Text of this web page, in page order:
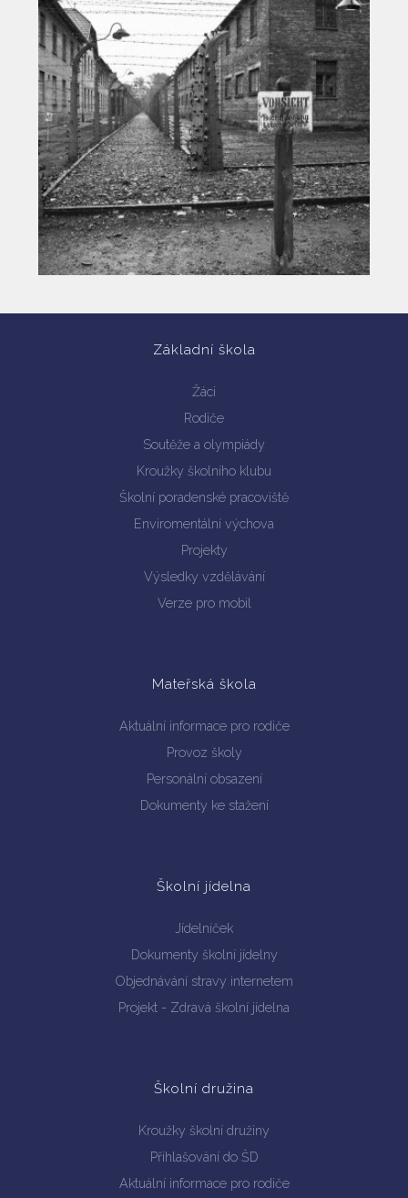
Vyhledávání na webu
Základní škola
Žáci
Rodiče
Soutěže a olympiády
Kroužky školního klubu
Školní poradenské pracoviště
Enviromentální výchova
Projekty
Výsledky vzdělávání
Verze pro mobil
Mateřská škola
Aktuální informace pro rodiče
Provoz školy
Personální obsazení
Dokumenty ke stažení
Školní jídelna
Jídelníček
Dokumenty školní jídelny
Objednávání stravy internetem
Projekt - Zdravá školní jídelna
Školní družina
Kroužky školní družiny
Přihlašování do ŠD
Aktuální informace pro rodiče